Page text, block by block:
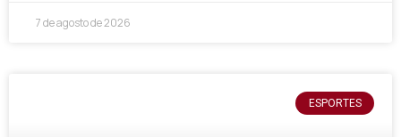
7 de agosto de 2026
ESPORTES